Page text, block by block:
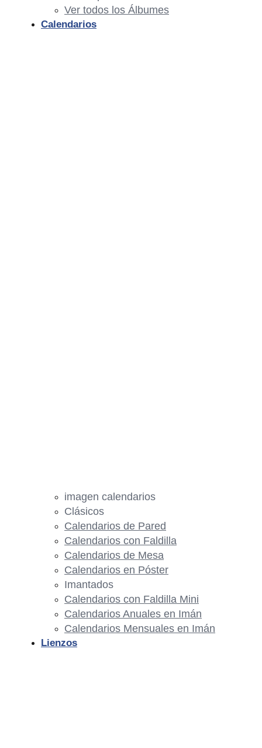
Ver todos los Álbumes
Calendarios
imagen calendarios
Clásicos
Calendarios de Pared
Calendarios con Faldilla
Calendarios de Mesa
Calendarios en Póster
Imantados
Calendarios con Faldilla Mini
Calendarios Anuales en Imán
Calendarios Mensuales en Imán
Lienzos